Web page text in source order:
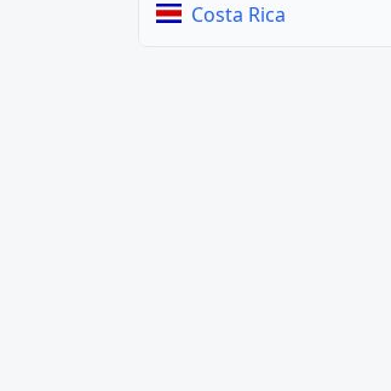
Costa Rica